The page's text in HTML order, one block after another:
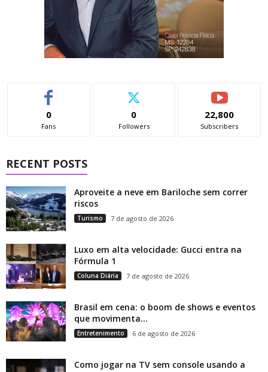
0
Fans
0
Followers
22,800
Subscribers
RECENT POSTS
Aproveite a neve em Bariloche sem correr
riscos
Turismo 7 de agosto de 2026
Luxo em alta velocidade: Gucci entra na
Fórmula 1
Coluna Diária 7 de agosto de 2026
Brasil em cena: o boom de shows e eventos
que movimenta...
Entretenimento 6 de agosto de 2026
Como jogar na TV sem console usando a